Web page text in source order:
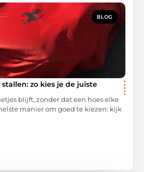
BLOG
zo kies je de juiste
blijft, zonder dat een hoes elke
manier om goed te kiezen: kijk